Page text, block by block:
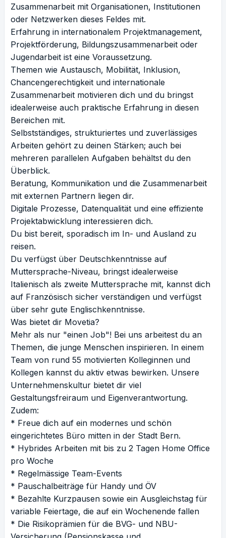
Zusammenarbeit mit Organisationen, Institutionen
oder Netzwerken dieses Feldes mit.
Erfahrung in internationalem Projektmanagement,
Projektförderung, Bildungszusammenarbeit oder
Jugendarbeit ist eine Voraussetzung.
Themen wie Austausch, Mobilität, Inklusion,
Chancengerechtigkeit und internationale
Zusammenarbeit motivieren dich und du bringst
idealerweise auch praktische Erfahrung in diesen
Bereichen mit.
Selbstständiges, strukturiertes und zuverlässiges
Arbeiten gehört zu deinen Stärken; auch bei
mehreren parallelen Aufgaben behältst du den
Überblick.
Beratung, Kommunikation und die Zusammenarbeit
mit externen Partnern liegen dir.
Digitale Prozesse, Datenqualität und eine effiziente
Projektabwicklung interessieren dich.
Du bist bereit, sporadisch im In- und Ausland zu
reisen.
Du verfügst über Deutschkenntnisse auf
Muttersprache-Niveau, bringst idealerweise
Italienisch als zweite Muttersprache mit, kannst dich
auf Französisch sicher verständigen und verfügst
über sehr gute Englischkenntnisse.
Was bietet dir Movetia?
Mehr als nur "einen Job"! Bei uns arbeitest du an
Themen, die junge Menschen inspirieren. In einem
Team von rund 55 motivierten Kolleginnen und
Kollegen kannst du aktiv etwas bewirken. Unsere
Unternehmenskultur bietet dir viel
Gestaltungsfreiraum und Eigenverantwortung.
Zudem:
* Freue dich auf ein modernes und schön
eingerichtetes Büro mitten in der Stadt Bern.
* Hybrides Arbeiten mit bis zu 2 Tagen Home Office
pro Woche
* Regelmässige Team-Events
* Pauschalbeiträge für Handy und ÖV
* Bezahlte Kurzpausen sowie ein Ausgleichstag für
variable Feiertage, die auf ein Wochenende fallen
* Die Risikoprämien für die BVG- und NBU-